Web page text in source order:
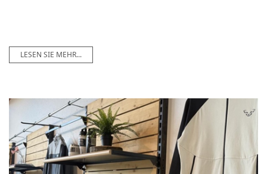
LESEN SIE MEHR...